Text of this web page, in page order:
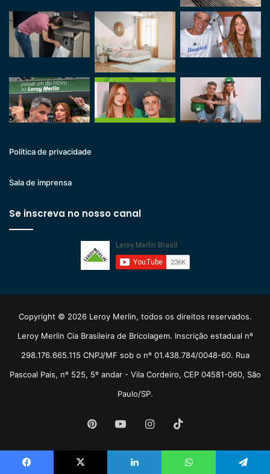
Politica de privacidade
Sala de imprensa
Se inscreva no nosso canal
Copyright © 2026 Leroy Merlin, todos os direitos reservados.
Leroy Merlin Cia Brasileira de Bricolagem. Inscrição estadual nº
298.176.665.115 CNPJ/MF sob o nº 01.438.784/0048-60. Rua
Pascoal Pais, nº 525, 5º andar - Vila Cordeiro, CEP 04581-060, São
Paulo/SP.
PinterestYouTubeInstagram